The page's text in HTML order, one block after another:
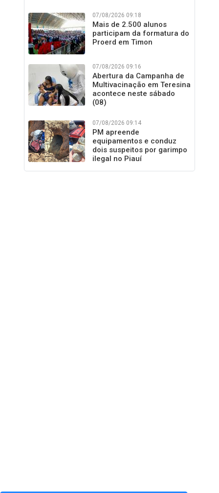
07/08/2026 09:18
Mais de 2.500 alunos
participam da formatura do
Proerd em Timon
07/08/2026 09:16
Abertura da Campanha de
Multivacinação em Teresina
acontece neste sábado
(08)
07/08/2026 09:14
PM apreende
equipamentos e conduz
dois suspeitos por garimpo
ilegal no Piauí